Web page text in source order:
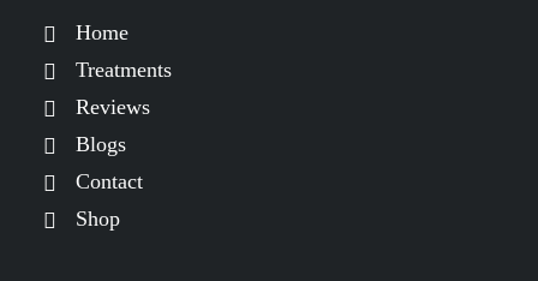
Home
Treatments
Reviews
Blogs
Contact
Shop